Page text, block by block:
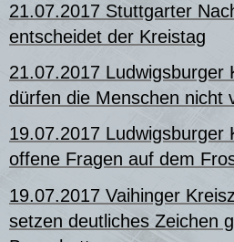
21.07.2017 Stuttgarter
entscheidet der Kreistag
21.07.2017 Ludwigsburger
dürfen die Menschen nicht
19.07.2017 Ludwigsburger
offene Fragen auf dem
19.07.2017 Vaihinger
setzen deutliches Zeichen